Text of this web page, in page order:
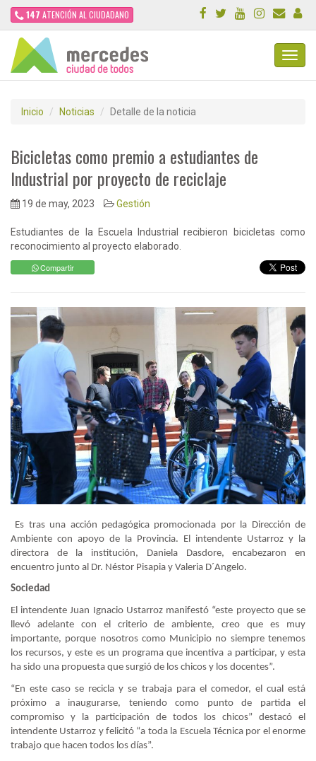
147 ATENCIÓN AL CIUDADANO
Inicio Noticias Detalle de la noticia
Bicicletas como premio a estudiantes de
Industrial por proyecto de reciclaje
19 de may, 2023 Gestión
Estudiantes de la Escuela Industrial recibieron bicicletas como
reconocimiento al proyecto elaborado.
Compartir
Es tras una acción pedagógica promocionada por la Dirección de
Ambiente con apoyo de la Provincia. El intendente Ustarroz y la
directora de la institución, Daniela Dasdore, encabezaron en
encuentro junto al Dr. Néstor Pisapia y Valeria D´Angelo.
Sociedad
El intendente Juan Ignacio Ustarroz manifestó “este proyecto que se
llevó adelante con el criterio de ambiente, creo que es muy
importante, porque nosotros como Municipio no siempre tenemos
los recursos, y este es un programa que incentiva a participar, y esta
ha sido una propuesta que surgió de los chicos y los docentes”.
“En este caso se recicla y se trabaja para el comedor, el cual está
próximo a inaugurarse, teniendo como punto de partida el
compromiso y la participación de todos los chicos” destacó el
intendente Ustarroz y felicitó “a toda la Escuela Técnica por el enorme
trabajo que hacen todos los días”.